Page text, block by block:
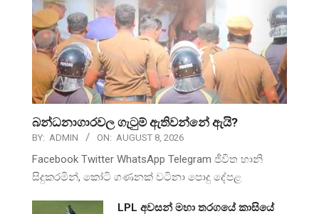
බන්ධනාගාරවල ගැටුම් ඇතිවන්නේ ඇයි?
BY: ADMIN ON: AUGUST 8, 2026
Facebook Twitter WhatsApp Telegram ජීවිත හානි
සිදුකරමින්, කෝටි ගණනක් වටිනා පොදු දේපළ
LPL අවසන් මහා තරගයේ කාසියේ